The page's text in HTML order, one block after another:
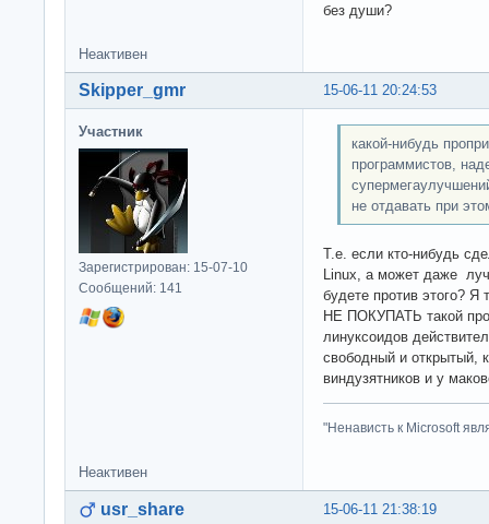
без души?
Неактивен
15-06-11 20:24:53
Skipper_gmr
Участник
Зарегистрирован: 15-07-10
Сообщений: 141
какой-нибудь
программистов,
не отдавать при
Т.е. если кто-нибудь
Linux, а может даже
будете против этого?
НЕ ПОКУПАТЬ такой
линуксоидов
свободный и открытый,
виндузятников и у
"Ненависть к Microsoft
Неактивен
15-06-11 21:38:19
usr_share